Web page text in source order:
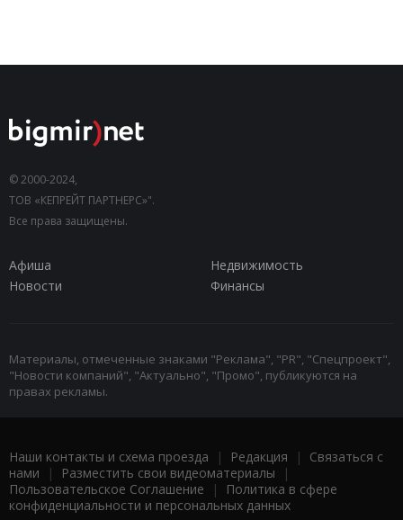
© 2000-2024,
ТОВ «КЕПРЕЙТ ПАРТНЕРС»".
Все права защищены.
Афиша
Недвижимость
Новости
Финансы
Материалы, отмеченные знаками "Реклама", "PR", "Спецпроект",
"Новости компаний", "Актуально", "Промо", публикуются на
правах рекламы.
Наши контакты и схема проезда | Редакция | Связаться с
нами | Разместить свои видеоматериалы |
Пользовательское Соглашение |
Политика в сфере
конфиденциальности и персональных данных